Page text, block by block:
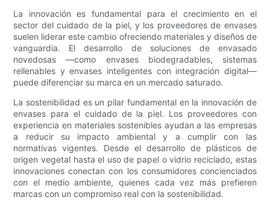
La innovación es fundamental para el crecimiento en el
sector del cuidado de la piel, y los proveedores de envases
suelen liderar este cambio ofreciendo materiales y diseños de
vanguardia. El desarrollo de soluciones de envasado
novedosas —como envases biodegradables, sistemas
rellenables y envases inteligentes con integración digital—
puede diferenciar su marca en un mercado saturado.
La sostenibilidad es un pilar fundamental en la innovación de
envases para el cuidado de la piel. Los proveedores con
experiencia en materiales sostenibles ayudan a las empresas
a reducir su impacto ambiental y a cumplir con las
normativas vigentes. Desde el desarrollo de plásticos de
origen vegetal hasta el uso de papel o vidrio reciclado, estas
innovaciones conectan con los consumidores concienciados
con el medio ambiente, quienes cada vez más prefieren
marcas con un compromiso real con la sostenibilidad.